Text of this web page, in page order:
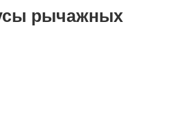
рычажных